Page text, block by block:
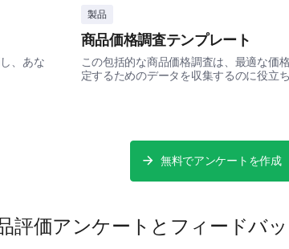
私たちの製品パッケージに
パッケージ材料はミニマリス
製品パッケージは追加のパッ
、あな
製品
商品価格調査テンプレート
この包括的な商品価格調査は、最適な価
定するためのデータを収集するのに役立
無料でアンケートを作成
評価アンケートとフィードバ